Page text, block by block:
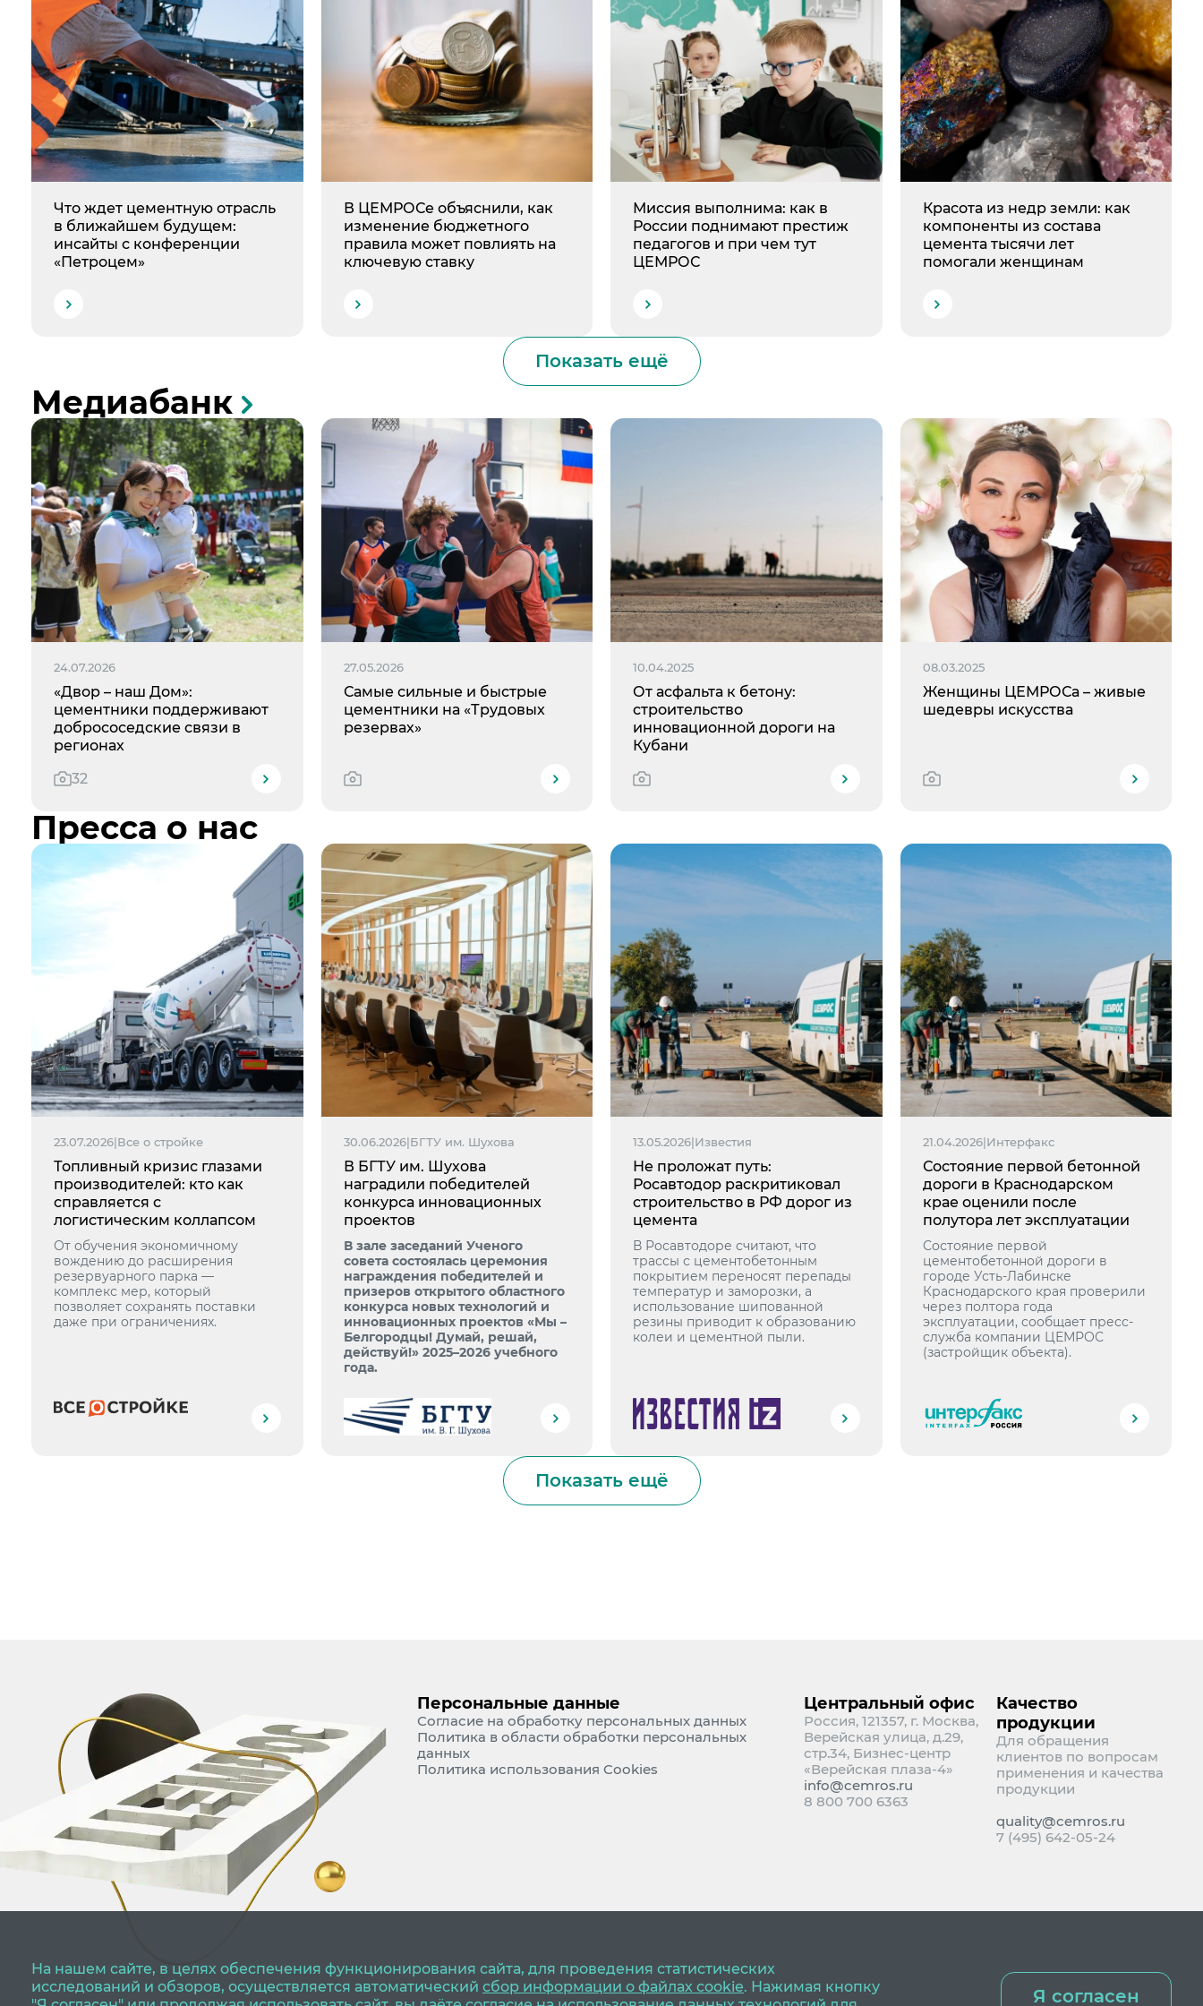
Что ждет цементную отрасль
в ближайшем будущем:
инсайты с конференции
«Петроцем»
В ЦЕМРОСе объяснили, как
изменение бюджетного
правила может повлиять на
ключевую ставку
Миссия выполнима: как в
России поднимают престиж
педагогов и при чем тут
ЦЕМРОС
Красота из недр земли: как
компоненты из состава
цемента тысячи лет
помогали женщинам
Показать ещё
Медиабанк
24.07.2026
«Двор – наш Дом»:
цементники поддерживают
добрососедские связи в
регионах
32
27.05.2026
Самые сильные и быстрые
цементники на «Трудовых
резервах»
10.04.2025
От асфальта к бетону:
строительство
инновационной дороги на
Кубани
08.03.2025
Женщины ЦЕМРОСа – живые
шедевры искусства
Пресса о нас
23.07.2026|Все о стройке
Топливный кризис глазами
производителей: кто как
справляется с
логистическим коллапсом
От обучения экономичному
вождению до расширения
резервуарного парка —
комплекс мер, который
позволяет сохранять поставки
даже при ограничениях.
30.06.2026|БГТУ им. Шухова
В БГТУ им. Шухова
наградили победителей
конкурса инновационных
проектов
В зале заседаний Ученого
совета состоялась церемония
награждения победителей и
призеров открытого областного
конкурса новых технологий и
инновационных проектов «Мы –
Белгородцы! Думай, решай,
действуй!» 2025–2026 учебного
года.
13.05.2026|Известия
Не проложат путь:
Росавтодор раскритиковал
строительство в РФ дорог из
цемента
В Росавтодоре считают, что
трассы с цементобетонным
покрытием переносят перепады
температур и заморозки, а
использование шипованной
резины приводит к образованию
колеи и цементной пыли.
21.04.2026|Интерфакс
Состояние первой бетонной
дороги в Краснодарском
крае оценили после
полутора лет эксплуатации
Состояние первой
цементобетонной дороги в
городе Усть-Лабинске
Краснодарского края проверили
через полтора года
эксплуатации, сообщает пресс-
служба компании ЦЕМРОС
(застройщик объекта).
Показать ещё
Персональные данные
Согласие на обработку персональных данных
Политика в области обработки персональных
данных
Политика использования Cookies
Центральный офис
Россия, 121357, г. Москва,
Верейская улица, д.29,
стр.34, Бизнес-центр
«Верейская плаза-4»
info@cemros.ru
8 800 700 6363
Качество
продукции
Для обращения
клиентов по вопросам
применения и качества
продукции
quality@cemros.ru
7 (495) 642-05-24
На нашем сайте, в целях обеспечения функционирования сайта, для проведения статистических
исследований и обзоров, осуществляется автоматический сбор информации о файлах cookie. Нажимая кнопку
Я согласен